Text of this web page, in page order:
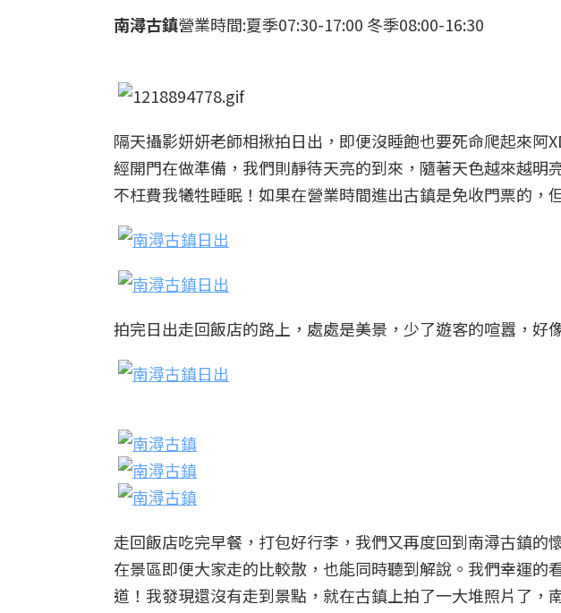
南潯古鎮營業時間:夏季07:30-17:00 冬季08:00-16:30
隔天攝影妍妍老師相揪拍日出，即便沒睡飽也要死命爬起來
經開門在做準備，我們則靜待天亮的到來，隨著天色越來越
不枉費我犧牲睡眠！如果在營業時間進出古鎮是免收門票的，
拍完日出走回飯店的路上，處處是美景，少了遊客的喧囂，
走回飯店吃完早餐，打包好行李，我們又再度回到南潯古鎮
在景區即便大家走的比較散，也能同時聽到解說。我們幸運
道！我發現還沒有走到景點，就在古鎮上拍了一大堆照片了，